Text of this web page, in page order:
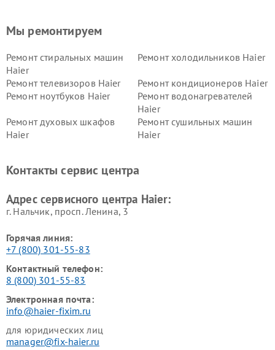
Мы ремонтируем
Ремонт стиральных машин
Haier
Ремонт холодильников Haier
Ремонт телевизоров Haier
Ремонт кондиционеров Haier
Ремонт ноутбуков Haier
Ремонт водонагревателей
Haier
Ремонт духовых шкафов
Haier
Ремонт сушильных машин
Haier
Ремонт роботов-пылесосов
Ремонт посудомоечных
Контакты сервис центра
Адрес сервисного центра Haier:
г. Нальчик, просп. Ленина, 3
Горячая линия:
+7 (800) 301-55-83
Контактный телефон:
8 (800) 301-55-83
Электронная почта:
info@haier-fixim.ru
для юридических лиц
manager@fix-haier.ru